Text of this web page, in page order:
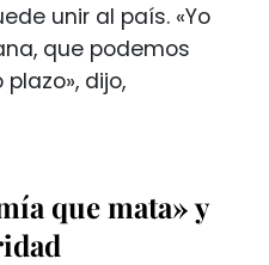
unir al país. «Yo
que podemos
dijo,
que mata» y